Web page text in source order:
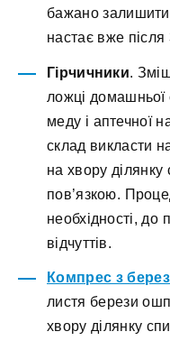
бажано
настає вже
Гірчичники.
ложці домашньої
меду і аптечної
склад викласти
на хвору
пов’язкою.
необхідності, до
відчуттів.
Компрес з
листя берези
хвору ділянку